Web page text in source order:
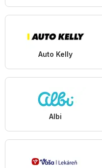
Auto Kelly
Albi